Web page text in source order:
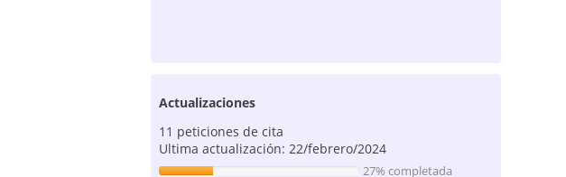
Actualizaciones
11 peticiones de cita
Ultima actualización: 22/febrero/2024
27% completada